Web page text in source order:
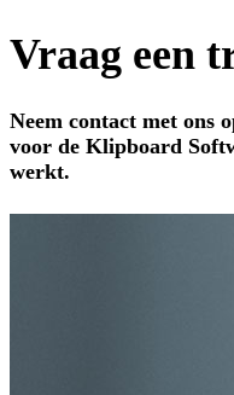
Vraag een
Neem contact met ons
voor de Klipboard
werkt.